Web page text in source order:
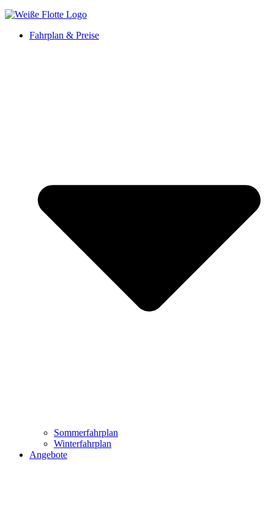
Fahrplan & Preise
Sommerfahrplan
Winterfahrplan
Angebote